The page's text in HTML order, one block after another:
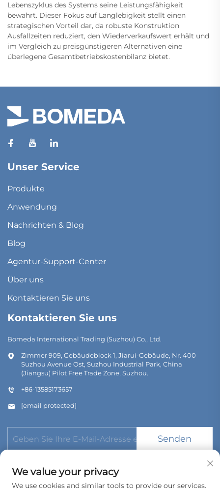
Lebenszyklus des Systems seine Leistungsfähigkeit
bewahrt. Dieser Fokus auf Langlebigkeit stellt einen
strategischen Vorteil dar, da robuste Konstruktion
Ausfallzeiten reduziert, den Wiederverkaufswert erhält und
im Vergleich zu preisgünstigeren Alternativen eine
überlegene Gesamtbetriebskostenbilanz bietet.
Unser Service
Produkte
Anwendung
Nachrichten & Blog
Blog
Agentur-Support-Center
Über uns
Kontaktieren Sie uns
Kontaktieren Sie uns
Bomeda International Trading (Suzhou) Co., Ltd.
Zimmer 909, Gebäudeblock 1, Jiarui-Gebäude, Nr. 400
Suzhou Avenue Ost, Suzhou Industrial Park, China
(Jiangsu) Pilot Free Trade Zone, Suzhou.
+86-13585173657
[email protected]
Senden
We value your privacy
We use cookies and similar tools to provide our services.